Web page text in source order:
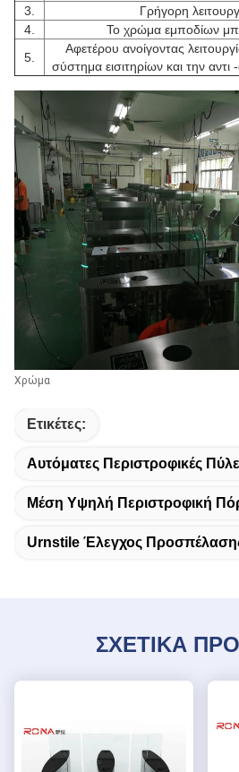
3.
Γρήγορη
4.
Το χρώμα εμποδίων
5.
Αφετέρου ανοίγοντας
σύστημα εισιτηρίων και την αντι
Χρώμα
Ετικέτες:
Αυτόματες Περιστροφικές
Μέση Υψηλή Περιστροφική
Urnstile Έλεγχος
ΣΧΕΤΙΚΑ